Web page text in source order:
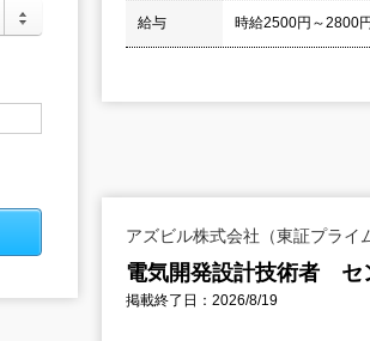
給与 時給2500円～2800
アズビル株式会社（東証プライ
電気開発設計技術者 セ
掲載終了日：2026/8/19